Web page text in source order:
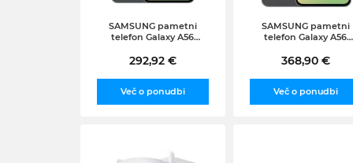
SAMSUNG pametni
telefon Galaxy A56
292,92 €
Več o ponudbi
SAMSUNG pametni
telefon Galaxy A56
368,90 €
Več o ponudbi